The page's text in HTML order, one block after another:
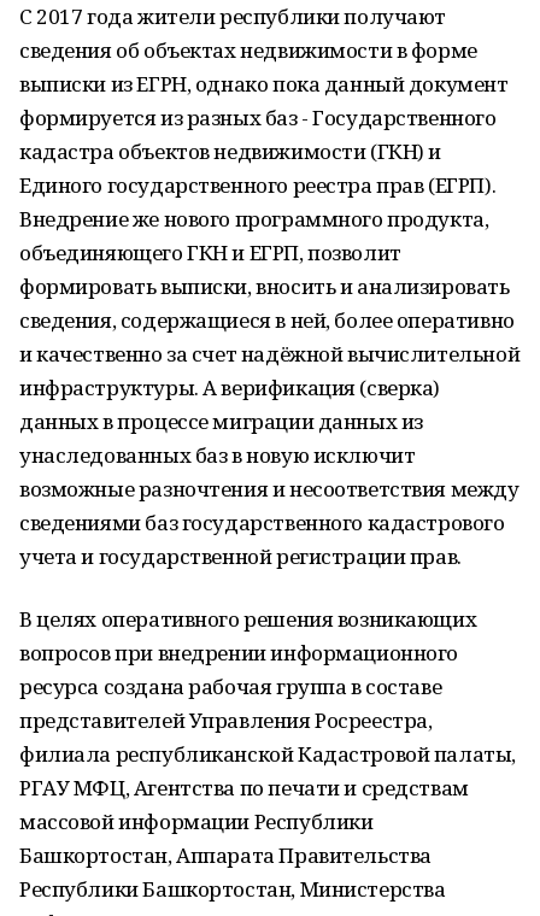
С 2017 года жители республики получают
сведения об объектах недвижимости в форме
выписки из ЕГРН, однако пока данный документ
формируется из разных баз - Государственного
кадастра объектов недвижимости (ГКН) и
Единого государственного реестра прав (ЕГРП).
Внедрение же нового программного продукта,
объединяющего ГКН и ЕГРП, позволит
формировать выписки, вносить и анализировать
сведения, содержащиеся в ней, более оперативно
и качественно за счет надёжной вычислительной
инфраструктуры. А верификация (сверка)
данных в процессе миграции данных из
унаследованных баз в новую исключит
возможные разночтения и несоответствия между
сведениями баз государственного кадастрового
учета и государственной регистрации прав.
В целях оперативного решения возникающих
вопросов при внедрении информационного
ресурса создана рабочая группа в составе
представителей Управления Росреестра,
филиала республиканской Кадастровой палаты,
РГАУ МФЦ, Агентства по печати и средствам
массовой информации Республики
Башкортостан, Аппарата Правительства
Республики Башкортостан, Министерства